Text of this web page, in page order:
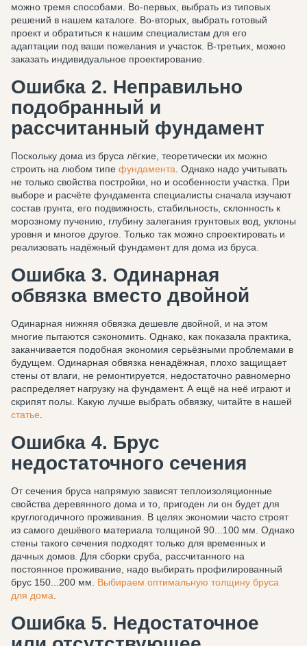
можно тремя способами. Во-первых, выбрать из типовых
решений в нашем каталоге. Во-вторых, выбрать готовый
проект и обратиться к нашим специалистам для его
адаптации под ваши пожелания и участок. В-третьих, можно
заказать индивидуальное проектирование.
Ошибка 2. Неправильно
подобранный и
рассчитанный фундамент
Поскольку дома из бруса лёгкие, теоретически их можно
строить на любом типе фундамента . Однако надо учитывать
не только свойства постройки, но и особенности участка. При
выборе и расчёте фундамента специалисты сначала изучают
состав грунта, его подвижность, стабильность, склонность к
морозному пучению, глубину залегания грунтовых вод, уклоны
уровня и многое другое. Только так можно спроектировать и
реализовать надёжный фундамент для дома из бруса.
Ошибка 3. Одинарная
обвязка вместо двойной
Одинарная нижняя обвязка дешевле двойной, и на этом
многие пытаются сэкономить. Однако, как показала практика,
заканчивается подобная экономия серьёзными проблемами в
будущем. Одинарная обвязка ненадёжная, плохо защищает
стены от влаги, не ремонтируется, недостаточно равномерно
распределяет нагрузку на фундамент. А ещё на неё играют и
скрипят полы. Какую лучше выбрать обвязку, читайте в нашей
статье
Ошибка 4. Брус
недостаточного сечения
От сечения бруса напрямую зависят теплоизоляционные
свойства деревянного дома и то, пригоден ли он будет для
круглогодичного проживания. В целях экономии часто строят
из самого дешёвого материала толщиной 90...100 мм. Однако
стены такого сечения подходят только для временных и
дачных домов. Для сборки сруба, рассчитанного на
постоянное проживание, надо выбирать профилированный
брус 150...200 мм. Выбираем оптимальную толщину бруса
для дома
Ошибка 5. Недостаточное